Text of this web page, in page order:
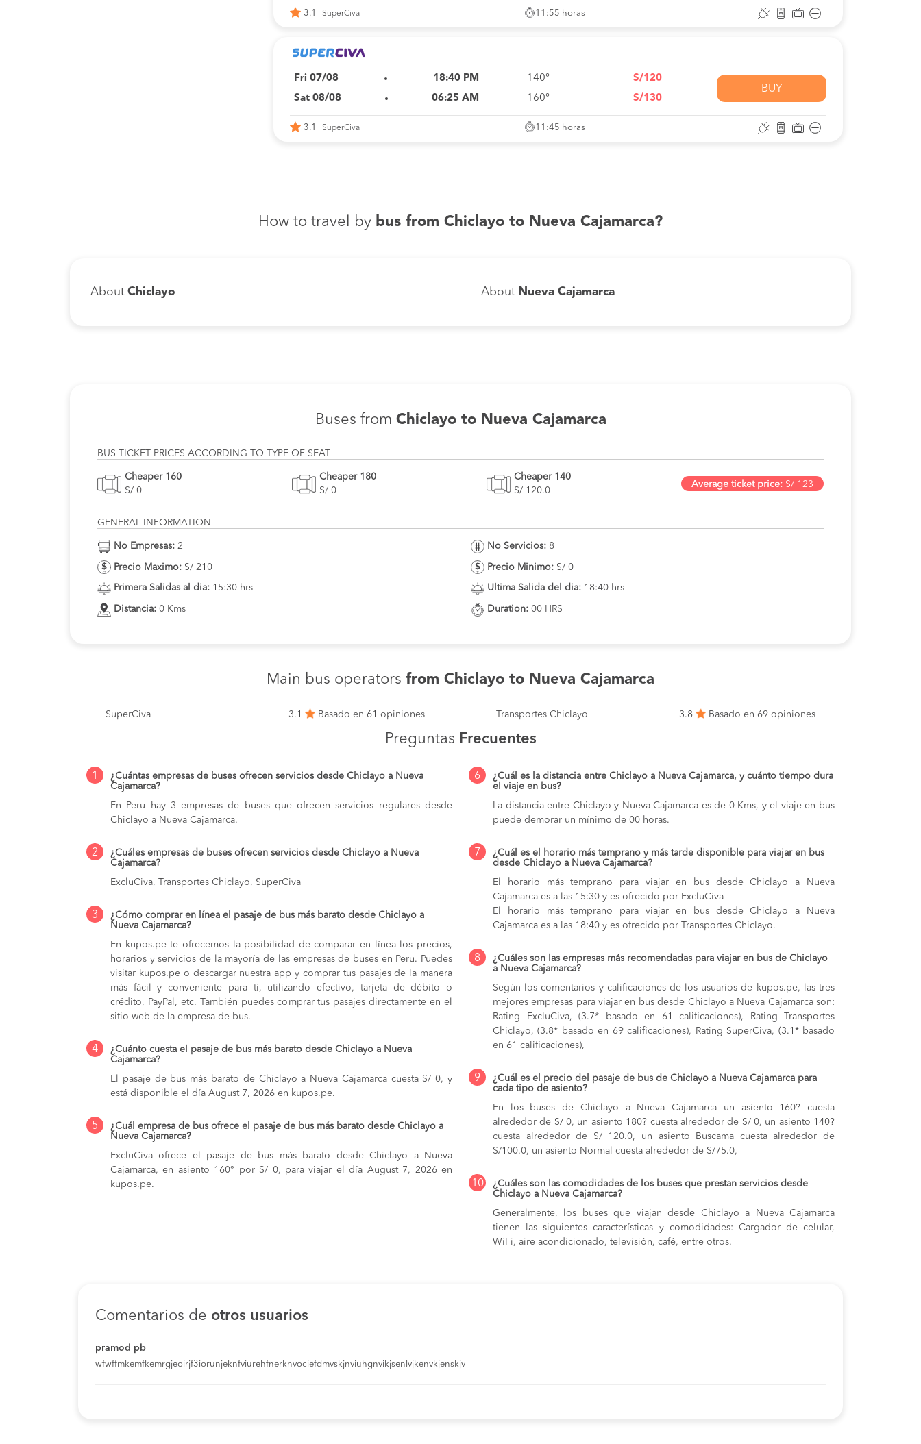
3.1 SuperCiva 11:55 horas
Fri 07/08
18:40 PM
Sat 08/08
06:25 AM
140°
160°
S/120
S/130
BUY
3.1 SuperCiva 11:45 horas
How to travel by bus from Chiclayo to Nueva Cajamarca?
About Chiclayo About Nueva Cajamarca
Buses from Chiclayo to Nueva Cajamarca
BUS TICKET PRICES ACCORDING TO TYPE OF SEAT
Cheaper 160
S/ 0
Cheaper 180
S/ 0
Cheaper 140
S/ 120.0
Average ticket price: S/ 123
GENERAL INFORMATION
No Empresas: 2
Precio Maximo: S/ 210
Primera Salidas al dia: 15:30 hrs
Distancia: 0 Kms
No Servicios: 8
Precio Minimo: S/ 0
Ultima Salida del dia: 18:40 hrs
Duration: 00 HRS
Main bus operators from Chiclayo to Nueva Cajamarca
SuperCiva 3.1 Basado en 61 opiniones Transportes Chiclayo 3.8 Basado en 69 opiniones
Preguntas Frecuentes
1
¿Cuántas empresas de buses ofrecen servicios desde Chiclayo a Nueva
Cajamarca?
En Peru hay 3 empresas de buses que ofrecen servicios regulares desde
Chiclayo a Nueva Cajamarca.
2
¿Cuáles empresas de buses ofrecen servicios desde Chiclayo a Nueva
Cajamarca?
ExcluCiva, Transportes Chiclayo, SuperCiva
3
¿Cómo comprar en línea el pasaje de bus más barato desde Chiclayo a
Nueva Cajamarca?
En kupos.pe te ofrecemos la posibilidad de comparar en línea los precios,
horarios y servicios de la mayoría de las empresas de buses en Peru. Puedes
visitar kupos.pe o descargar nuestra app y comprar tus pasajes de la manera
más fácil y conveniente para ti, utilizando efectivo, tarjeta de débito o
crédito, PayPal, etc. También puedes comprar tus pasajes directamente en el
sitio web de la empresa de bus.
4
¿Cuánto cuesta el pasaje de bus más barato desde Chiclayo a Nueva
Cajamarca?
El pasaje de bus más barato de Chiclayo a Nueva Cajamarca cuesta S/ 0, y
está disponible el día August 7, 2026 en kupos.pe.
5
¿Cuál empresa de bus ofrece el pasaje de bus más barato desde Chiclayo a
Nueva Cajamarca?
ExcluCiva ofrece el pasaje de bus más barato desde Chiclayo a Nueva
Cajamarca, en asiento 160° por S/ 0, para viajar el día August 7, 2026 en
kupos.pe.
6
¿Cuál es la distancia entre Chiclayo a Nueva Cajamarca, y cuánto tiempo dura
el viaje en bus?
La distancia entre Chiclayo y Nueva Cajamarca es de 0 Kms, y el viaje en bus
puede demorar un mínimo de 00 horas.
7
¿Cuál es el horario más temprano y más tarde disponible para viajar en bus
desde Chiclayo a Nueva Cajamarca?
El horario más temprano para viajar en bus desde Chiclayo a Nueva
Cajamarca es a las 15:30 y es ofrecido por ExcluCiva
El horario más temprano para viajar en bus desde Chiclayo a Nueva
Cajamarca es a las 18:40 y es ofrecido por Transportes Chiclayo.
8
¿Cuáles son las empresas más recomendadas para viajar en bus de Chiclayo
a Nueva Cajamarca?
Según los comentarios y calificaciones de los usuarios de kupos.pe, las tres
mejores empresas para viajar en bus desde Chiclayo a Nueva Cajamarca son:
Rating ExcluCiva, (3.7* basado en 61 calificaciones), Rating Transportes
Chiclayo, (3.8* basado en 69 calificaciones), Rating SuperCiva, (3.1* basado
en 61 calificaciones),
9
¿Cuál es el precio del pasaje de bus de Chiclayo a Nueva Cajamarca para
cada tipo de asiento?
En los buses de Chiclayo a Nueva Cajamarca un asiento 160? cuesta
alrededor de S/ 0, un asiento 180? cuesta alrededor de S/ 0, un asiento 140?
cuesta alrededor de S/ 120.0, un asiento Buscama cuesta alrededor de
S/100.0, un asiento Normal cuesta alrededor de S/75.0,
10
¿Cuáles son las comodidades de los buses que prestan servicios desde
Chiclayo a Nueva Cajamarca?
Generalmente, los buses que viajan desde Chiclayo a Nueva Cajamarca
tienen las siguientes características y comodidades: Cargador de celular,
WiFi, aire acondicionado, televisión, café, entre otros.
Comentarios de otros usuarios
pramod pb
wfwffmkemfkemrgjeoirjf3iorunjeknfviurehfnerknvociefdmvskjnviuhgnvikjsenlvjkenvkjenskjv